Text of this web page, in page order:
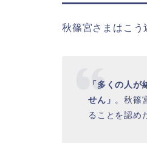
秋篠宮さまはこう
「多くの人
せん」 。秋篠
ることを認め